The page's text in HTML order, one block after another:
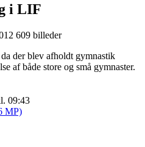
i LIF
609 billeder
der blev afholdt gymnastik
af både store og små gymnaster.
09:43
MP)